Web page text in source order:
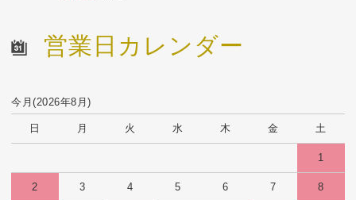
営業日カレンダー
今月(2026年8月)
日 月 火 水 木 金 土
1
2 3 4 5 6 7 8